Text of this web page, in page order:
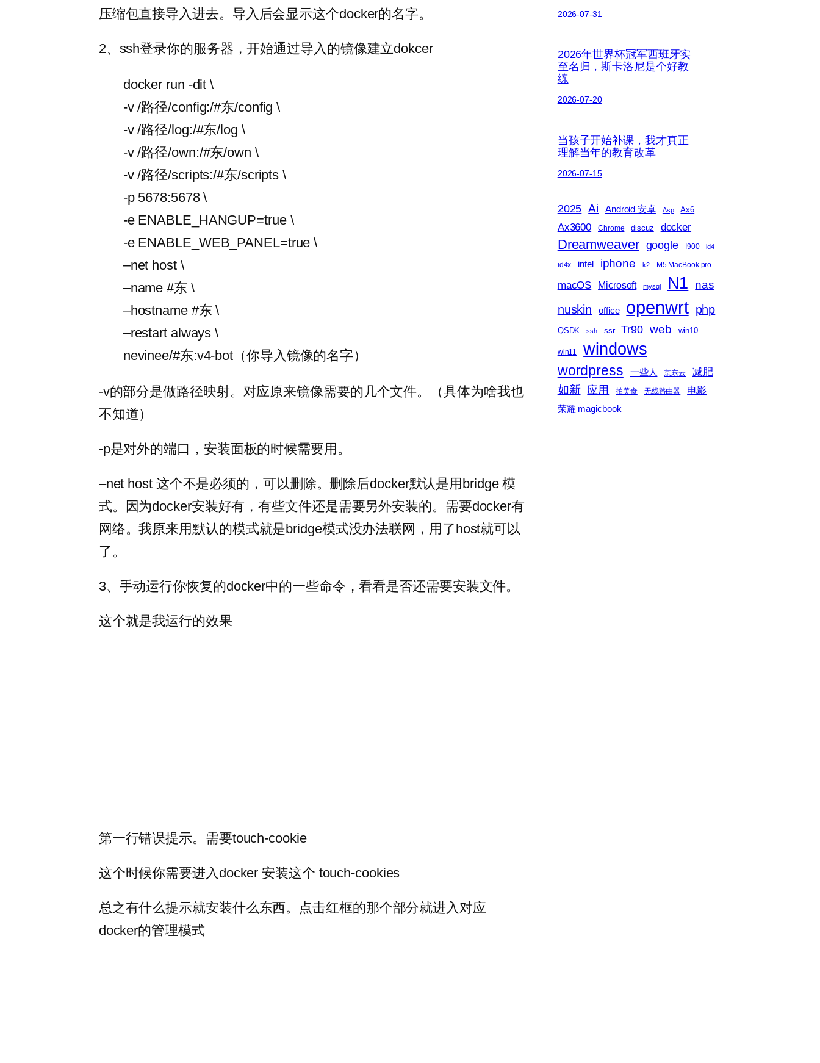
压缩包直接导入进去。导入后会显示这个docker的名字。
2、ssh登录你的服务器，开始通过导入的镜像建立dokcer
docker run -dit \
-v /路径/config:/#东/config \
-v /路径/log:/#东/log \
-v /路径/own:/#东/own \
-v /路径/scripts:/#东/scripts \
-p 5678:5678 \
-e ENABLE_HANGUP=true \
-e ENABLE_WEB_PANEL=true \
–net host \
–name #东 \
–hostname #东 \
–restart always \
nevinee/#东:v4-bot（你导入镜像的名字）
-v的部分是做路径映射。对应原来镜像需要的几个文件。（具体为啥我也
不知道）
-p是对外的端口，安装面板的时候需要用。
–net host 这个不是必须的，可以删除。删除后docker默认是用bridge 模
式。因为docker安装好有，有些文件还是需要另外安装的。需要docker有
网络。我原来用默认的模式就是bridge模式没办法联网，用了host就可以
了。
3、手动运行你恢复的docker中的一些命令，看看是否还需要安装文件。
这个就是我运行的效果
第一行错误提示。需要touch-cookie
这个时候你需要进入docker 安装这个 touch-cookies
总之有什么提示就安装什么东西。点击红框的那个部分就进入对应
docker的管理模式
2026-07-31
2026年世界杯冠军西班牙实
至名归，斯卡洛尼是个好教
练
2026-07-20
当孩子开始补课，我才真正
理解当年的教育改革
2026-07-15
2025 Ai Android 安卓 Asp Ax6
Ax3600 Chrome discuz docker
Dreamweaver google I900 id4
id4x intel iphone k2 M5 MacBook pro
macOS Microsoft mysql N1 nas
nuskin
office openwrt php
QSDK ssh ssr Tr90 web win10
win11 windows
wordpress 一些人 京东云 减肥
如新 应用 拍美食 无线路由器 电影
荣耀 magicbook